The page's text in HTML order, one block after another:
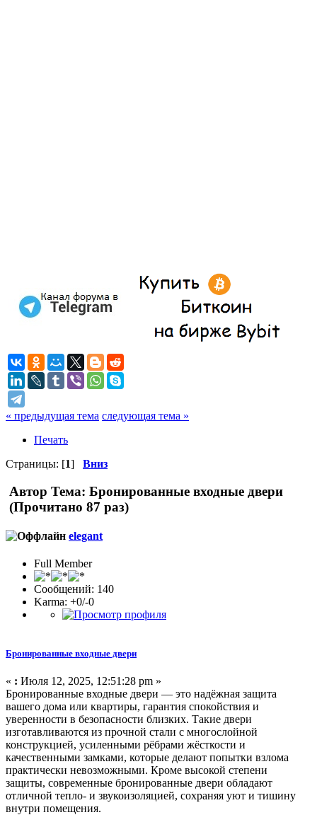
« предыдущая тема следующая тема »
Печать
Страницы: [1] Вниз
Автор Тема: Бронированные входные двери
(Прочитано 87 раз)
elegant
Full Member
Сообщений: 140
Karma: +0/-0
Бронированные входные двери
« : Июля 12, 2025, 12:51:28 pm »
Бронированные входные двери — это надёжная защита
вашего дома или квартиры, гарантия спокойствия и
уверенности в безопасности близких. Такие двери
изготавливаются из прочной стали с многослойной
конструкцией, усиленными рёбрами жёсткости и
качественными замками, которые делают попытки взлома
практически невозможными. Кроме высокой степени
защиты, современные бронированные двери обладают
отличной тепло- и звукоизоляцией, сохраняя уют и тишину
внутри помещения.